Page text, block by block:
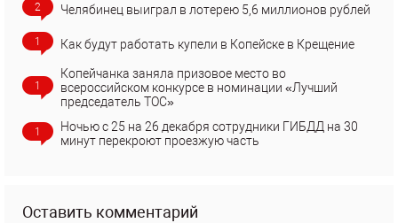
2 Челябинец выиграл в лотерею 5,6 миллионов рублей
1 Как будут работать купели в Копейске в Крещение
1
Копейчанка заняла призовое место во
всероссийском конкурсе в номинации «Лучший
председатель ТОС»
1
Ночью с 25 на 26 декабря сотрудники ГИБДД на 30
минут перекроют проезжую часть
Оставить комментарий